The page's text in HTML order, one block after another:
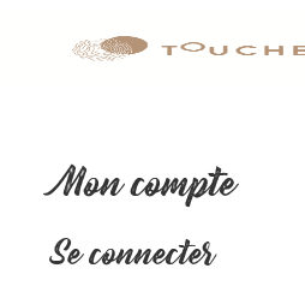
Mon compte
Se connecter